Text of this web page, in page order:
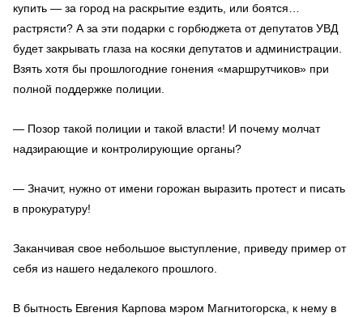
купить — за город на раскрытие ездить, или боятся…
растрясти? А за эти подарки с горбюджета от депутатов УВД
будет закрывать глаза на косяки депутатов и администрации.
Взять хотя бы прошлогодние гонения «маршрутчиков» при
полной поддержке полиции.
— Позор такой полиции и такой власти! И почему молчат
надзирающие и контролирующие органы?
— Значит, нужно от имени горожан выразить протест и писать
в прокуратуру!
Заканчивая свое небольшое выступление, приведу пример от
себя из нашего недалекого прошлого.
В бытность Евгения Карпова мэром Магнитогорска, к нему в